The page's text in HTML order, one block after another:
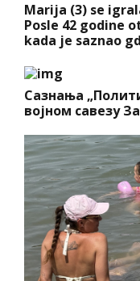
Marija (3) se
Posle 42 godine
kada je saznao
Сазнања
војном савезу